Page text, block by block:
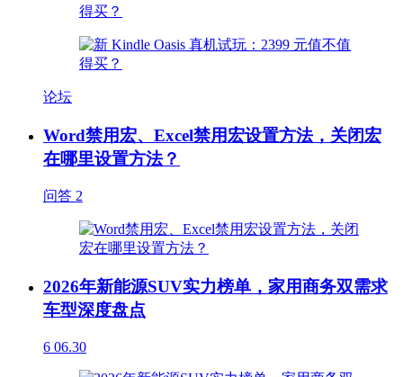
论坛
Word禁用宏、Excel禁用宏设置方法，关闭宏
在哪里设置方法？
问答 2
2026年新能源SUV实力榜单，家用商务双需求
车型深度盘点
6 06.30